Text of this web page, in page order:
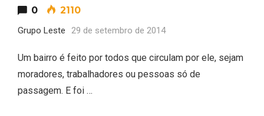
0 2110
Grupo Leste 29 de setembro de 2014
Um bairro é feito por todos que circulam por ele, sejam
moradores, trabalhadores ou pessoas só de
passagem. E foi …